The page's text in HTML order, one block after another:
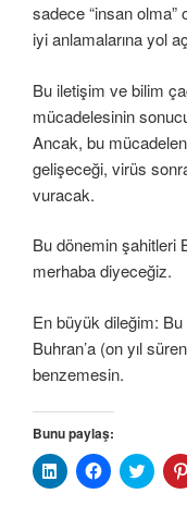
sadece “insan olma”
iyi anlamalarına yol
Bu iletişim ve bilim
mücadelesinin
Ancak, bu
gelişeceği, virüs
vuracak.
Bu dönemin şahitleri
merhaba diyeceğiz.
En büyük dileğim:
Buhran’a (on yıl
benzemesin.
Bunu paylaş:
L
i
F
a
T
w